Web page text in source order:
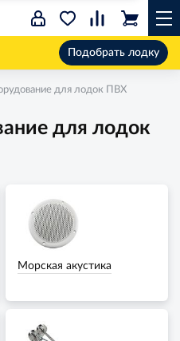
Подобрать лодку
для лодок ПВХ
для лодок
Морская акустика